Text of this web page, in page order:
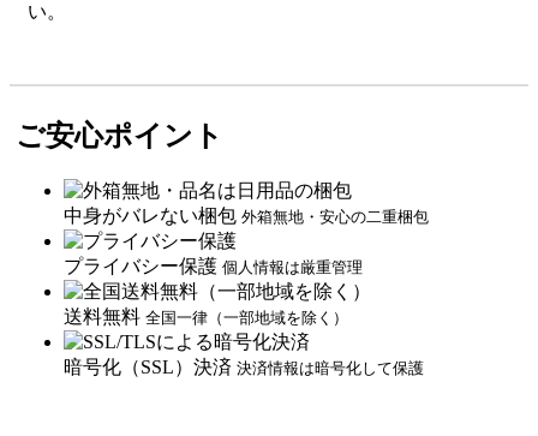
い。
ご安心ポイント
中身がバレない梱包 外箱無地・安心の二重梱包
プライバシー保護 個人情報は厳重管理
送料無料 全国一律（一部地域を除く）
暗号化（SSL）決済 決済情報は暗号化して保護